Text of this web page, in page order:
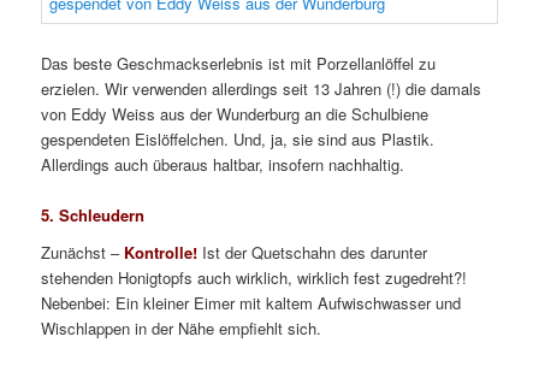
Das beste Geschmackserlebnis ist mit Porzellanlöffel zu
erzielen. Wir verwenden allerdings seit 13 Jahren (!) die damals
von Eddy Weiss aus der Wunderburg an die Schulbiene
gespendeten Eislöffelchen. Und, ja, sie sind aus Plastik.
Allerdings auch überaus haltbar, insofern nachhaltig.
5. Schleudern
Zunächst –Kontrolle! Ist der Quetschahn des darunter
stehenden Honigtopfs auch wirklich, wirklich fest zugedreht?!
Nebenbei: Ein kleiner Eimer mit kaltem Aufwischwasser und
Wischlappen in der Nähe empfiehlt sich.